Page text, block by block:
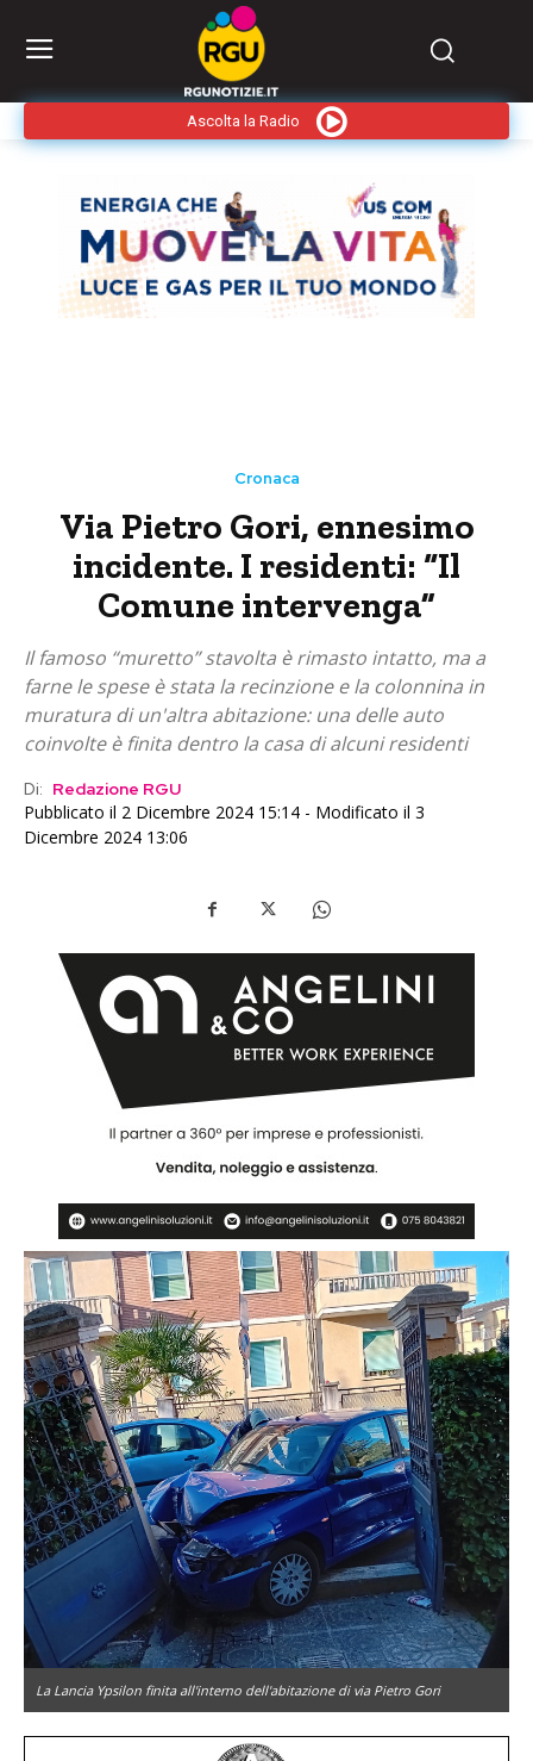
Ascolta la Radio
Cronaca
Via Pietro Gori, ennesimo
incidente. I residenti: “Il
Comune intervenga”
Il famoso “muretto” stavolta è rimasto intatto, ma a
farne le spese è stata la recinzione e la colonnina in
muratura di un'altra abitazione: una delle auto
coinvolte è finita dentro la casa di alcuni residenti
Di: Redazione RGU
Pubblicato il 2 Dicembre 2024 15:14 - Modificato il 3
Dicembre 2024 13:06
La Lancia Ypsilon finita all'interno dell'abitazione di via Pietro Gori